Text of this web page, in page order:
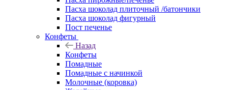
Пасха шоколад плиточный /батончики
Пасха шоколад фигурный
Пост печенье
Конфеты
Назад
Конфеты
Помадные
Помадные с начинкой
Молочные (коровка)